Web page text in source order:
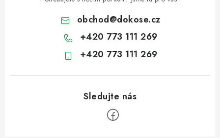
obchod@dokose.cz
+420 773 111 269
+420 773 111 269